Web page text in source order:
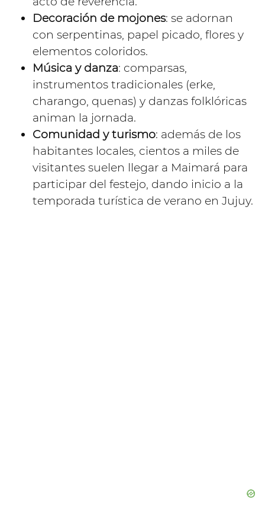
Decoración de mojones: se adornan
con serpentinas, papel picado, flores y
elementos coloridos.
Música y danza: comparsas,
instrumentos tradicionales (erke,
charango, quenas) y danzas folklóricas
animan la jornada.
Comunidad y turismo: además de los
habitantes locales, cientos a miles de
visitantes suelen llegar a Maimará para
participar del festejo, dando inicio a la
temporada turística de verano en Jujuy.